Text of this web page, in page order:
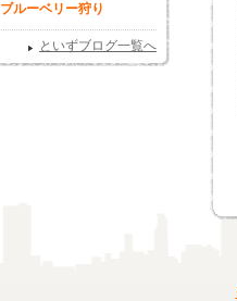
ブルーベリー狩り
といずブログ一覧へ